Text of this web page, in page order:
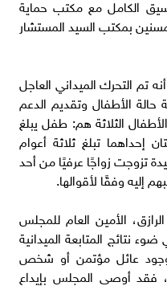
الكامل مع مكتب حماية
بمكتب السيد المستشار
تم التحرك الميداني العاجل
الأطفال وتقديم الدعم
الثلاثة هم: طفل يبلغ
إحداهما تبلغ ثلاثة أعوام
تزوجت زواجًا عرفيًا من أحد
إليه وفقًا لأقوالها.
الأمين العام للمجلس
نتائج المتابعة الميدانية
وجود عائل مؤتمن أو شخص
فقد أوصى المجلس بإيداع